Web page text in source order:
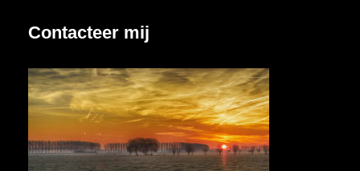
Contacteer mij